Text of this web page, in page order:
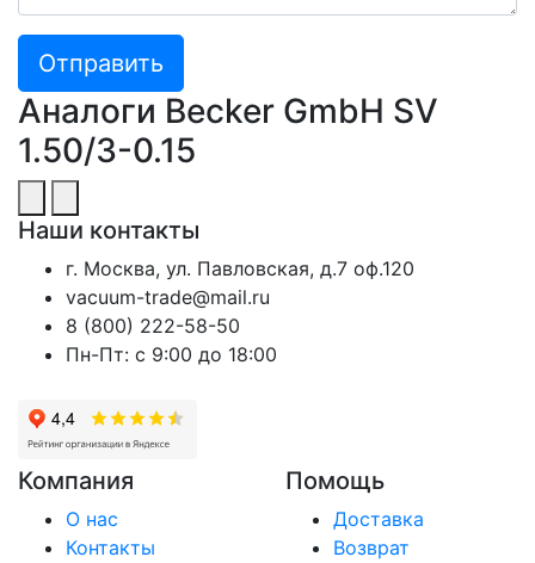
Отправить
Аналоги Becker GmbH SV
1.50/3-0.15
Наши контакты
г. Москва, ул. Павловская, д.7 оф.120
vacuum-trade@mail.ru
8 (800) 222-58-50
Пн-Пт: с 9:00 до 18:00
Компания
О нас
Контакты
Помощь
Доставка
Возврат